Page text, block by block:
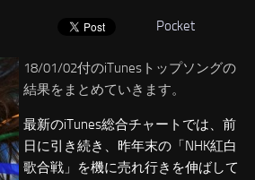
Pocket
18/01/02付のiTunesトップソングの
結果をまとめていきます。
最新のiTunes総合チャートでは、前
日に引き続き、昨年末の「NHK紅白
歌合戦」を機に売れ行きを伸ばして